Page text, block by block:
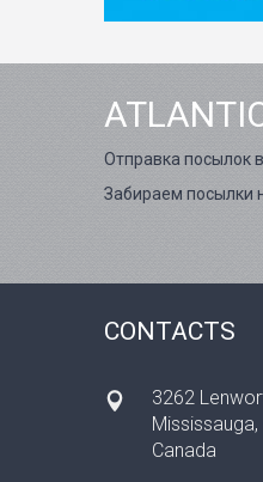
Отправка посылок
Забираем посылки
CONTACTS
3262
Mississauga,
Canada